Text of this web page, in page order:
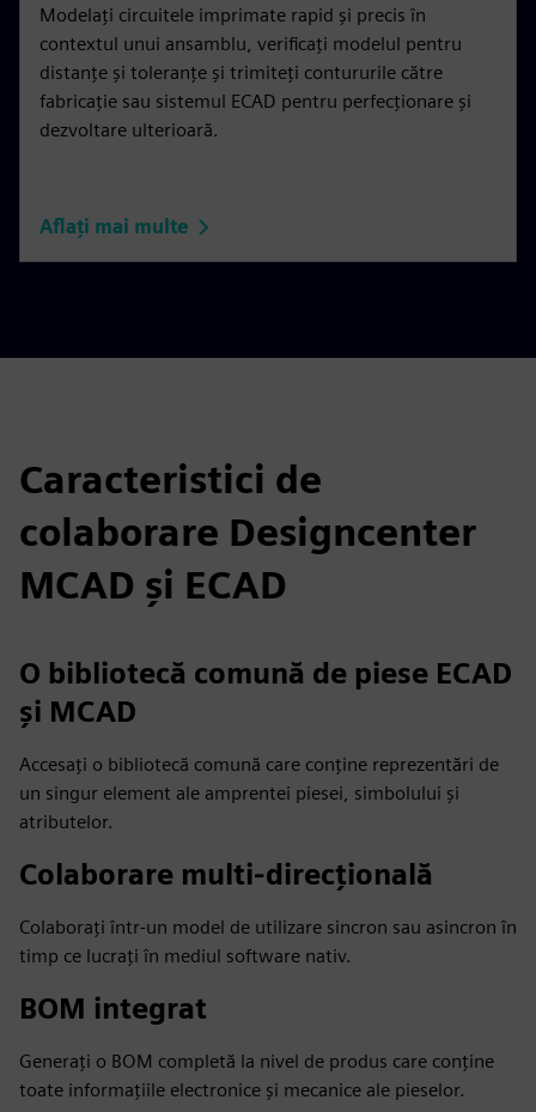
Modelați circuitele imprimate rapid și precis în
contextul unui ansamblu, verificați modelul pentru
distanțe și toleranțe și trimiteți contururile către
fabricație sau sistemul ECAD pentru perfecționare și
dezvoltare ulterioară.
Aflați mai multe
Caracteristici de
colaborare Designcenter
MCAD și ECAD
O bibliotecă comună de piese ECAD
și MCAD
Accesați o bibliotecă comună care conține reprezentări de
un singur element ale amprentei piesei, simbolului și
atributelor.
Colaborare multi-direcțională
Colaborați într-un model de utilizare sincron sau asincron în
timp ce lucrați în mediul software nativ.
BOM integrat
Generați o BOM completă la nivel de produs care conține
toate informațiile electronice și mecanice ale pieselor.